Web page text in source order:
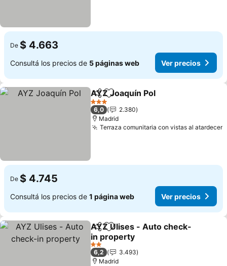
De $ 4.663
Consultá los precios de 5 páginas web Ver precios
CompartirAñadir a favoritos
AYZ Joaquín Pol
3 Estrellas
6,0
2.380
Madrid
Terraza comunitaria con vistas al atardecer
De $ 4.745
Consultá los precios de 1 página web Ver precios
CompartirAñadir a favoritos
AYZ Ulises - Auto check-
in property
Ver precios
2 Estrellas
6,2
3.493
Madrid